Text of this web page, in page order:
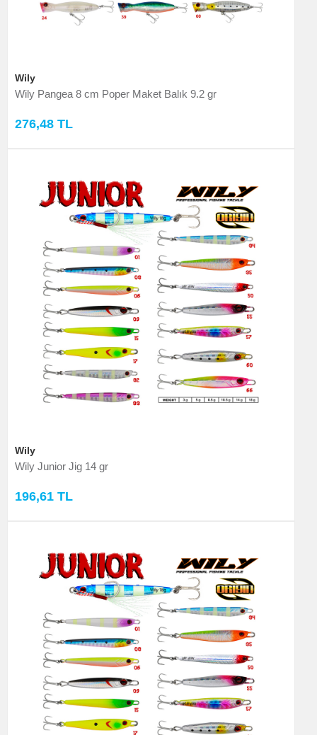
Wily
Wily Pangea 8 cm Poper Maket Balık 9.2 gr
276,48 TL
Wily
Wily Junior Jig 14 gr
196,61 TL